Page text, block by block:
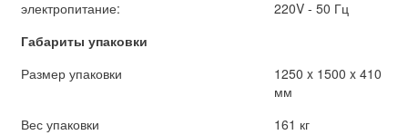
электропитание:
220V - 50 Гц
Габариты упаковки
Размер упаковки
1250 x 1500 x 410
мм
Вес упаковки
161 кг